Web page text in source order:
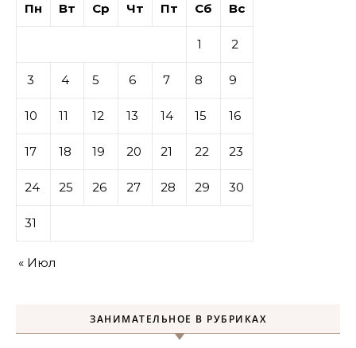
Пн
Вт Ср Чт Пт Сб Вс
1 2
3 4 5 6 7 8 9
10 11 12 13 14 15 16
17 18 19 20 21 22 23
24 25 26 27 28 29 30
31
« Июл
ЗАНИМАТЕЛЬНОЕ В РУБРИКАХ